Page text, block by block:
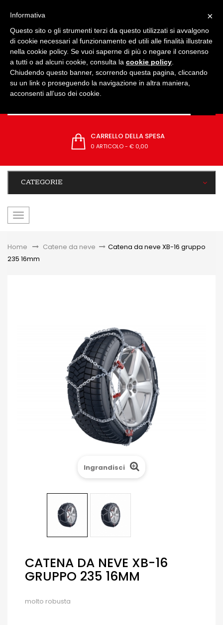
CARRELLO DELLA SPESA
0 ARTICOLO- € 0,00
CATEGORIE
navigazione
Home &gt;Catene da neve > Catena da neve XB-16 gruppo
235 16mm
Ingrandisci
CATENA DA NEVE XB-16
GRUPPO 235 16MM
molto robusta
×
Informativa
Questo sito o gli strumenti terzi da questo utilizzati si avvalgono
di cookie necessari al funzionamento ed utili alle finalità illustrate
nella cookie policy. Se vuoi saperne di più o negare il consenso
a tutti o ad alcuni cookie, consulta la cookie policy
Chiudendo questo banner, scorrendo questa pagina, cliccando
su un link o proseguendo la navigazione in altra maniera,
acconsenti all’uso dei cookie.